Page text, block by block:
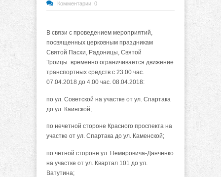
Комментарии: 0
В связи с проведением мероприятий,
посвященных церковным праздникам
Святой Пасхи, Радоницы, Святой
Троицы временно ограничивается движение
транспортных средств с 23.00 час.
07.04.2018 до 4.00 час. 08.04.2018:
по ул. Советской на участке от ул. Спартака
до ул. Каинской;
по нечетной стороне Красного проспекта на
участке от ул. Спартака до ул. Каменской;
по четной стороне ул. Немировича-Данченко
на участке от ул. Квартал 101 до ул.
Ватутина;